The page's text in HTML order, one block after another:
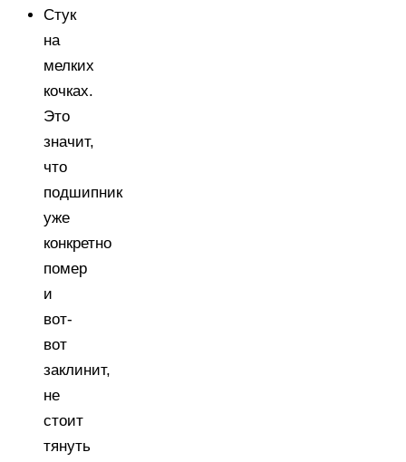
Стук
на
мелких
кочках.
Это
значит,
что
подшипник
уже
конкретно
помер
и
вот-
вот
заклинит,
не
стоит
тянуть